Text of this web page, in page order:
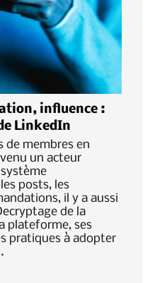
influence :
LinkedIn
de membres en
un acteur
posts, les
il y a aussi
de la
plateforme, ses
pratiques à adopter